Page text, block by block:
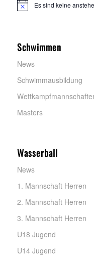
H
i
Es sind keine
Schwimmen
News
Schwimmausbildung
Masters
Wasserball
News
1. Mannschaft Herren
2. Mannschaft Herren
3. Mannschaft Herren
U18 Jugend
U14 Jugend